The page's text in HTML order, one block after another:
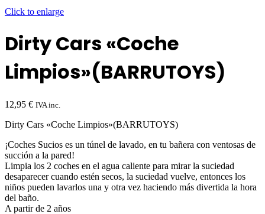
Click to enlarge
Dirty Cars «Coche
Limpios»(BARRUTOYS)
12,95 € IVA inc.
Dirty Cars «Coche Limpios»(BARRUTOYS)
¡Coches Sucios es un túnel de lavado, en tu bañera con ventosas de
succión a la pared!
Limpia los 2 coches en el agua caliente para mirar la suciedad
desaparecer cuando estén secos, la suciedad vuelve, entonces los
niños pueden lavarlos una y otra vez haciendo más divertida la hora
del baño.
A partir de 2 años